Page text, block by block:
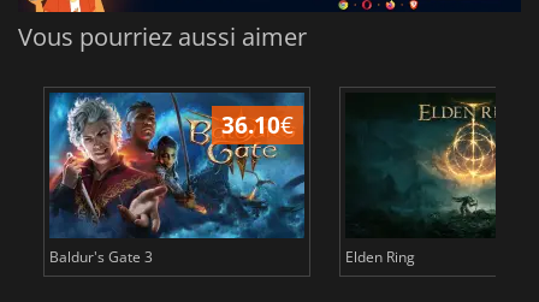
Vous pourriez aussi aimer
36.10€
Baldur's Gate 3 Elden Ring